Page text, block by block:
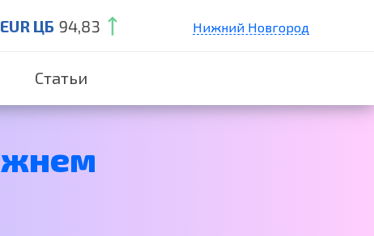
EUR ЦБ 94,83 Нижний Новгород
Краснодар
Статьи